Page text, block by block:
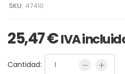
SKU: 47410
25,47€IVA
Cantidad: